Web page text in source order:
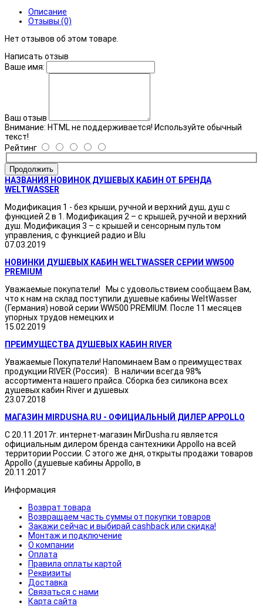
Описание
Отзывы (0)
Нет отзывов об этом товаре.
Написать отзыв
Ваше имя:
Ваш отзыв
Внимание: HTML не поддерживается! Используйте обычный
текст!
Рейтинг
Продолжить
НАЗВАНИЯ НОВИНОК ДУШЕВЫХ КАБИН ОТ БРЕНДА
WELTWASSER
Модификация 1 - без крыши, ручной и верхний душ, душ с
функцией 2 в 1. Модификация 2 – с крышей, ручной и верхний
душ. Модификация 3 – с крышей и сенсорным пультом
управления, с функцией радио и Blu
07.03.2019
НОВИНКИ ДУШЕВЫХ КАБИН WELTWASSER СЕРИИ WW500
PREMIUM
Уважаемые покупатели! Мы с удовольствием сообщаем Вам,
что к нам на склад поступили душевые кабины WeltWasser
(Германия) новой серии WW500 PREMIUM. После 11 месяцев
упорных трудов немецких и
15.02.2019
ПРЕИМУЩЕСТВА ДУШЕВЫХ КАБИН RIVER
Уважаемые Покупатели! Напоминаем Вам о преимуществах
продукции RIVER (Россия): В наличии всегда 98%
ассортимента нашего прайса. Сборка без силикона всех
душевых кабин River и душевых
23.07.2018
МАГАЗИН MIRDUSHA.RU - ОФИЦИАЛЬНЫЙ ДИЛЕР APPOLLO
С 20.11.2017г. интернет-магазин MirDusha.ru является
официальным дилером бренда сантехники Appollo на всей
территории России. С этого же дня, открыты продажи товаров
Appollo (душевые кабины Appollo, в
20.11.2017
Информация
Возврат товара
Возвращаем часть суммы от покупки товаров
Закажи сейчас и выбирай cashback или скидка!
Монтаж и подключение
О компании
Оплата
Правила оплаты картой
Реквизиты
Доставка
Связаться с нами
Карта сайта